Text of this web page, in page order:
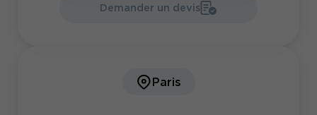
Demander un devis
Paris